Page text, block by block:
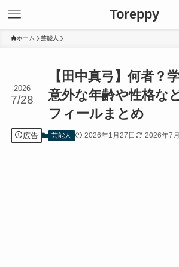
Toreppy
ホーム 芸能人
【田中真弓】何者？
意外な年齢や性格な
フィールまとめ
2026
7/28
広告 芸能人 2026年1月27日 2026年7